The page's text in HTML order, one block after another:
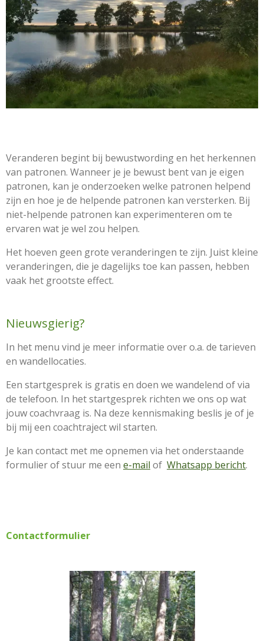
Veranderen begint bij bewustwording en het herkennen
van patronen. Wanneer je je bewust bent van je eigen
patronen, kan je onderzoeken welke patronen helpend
zijn en hoe je de helpende patronen kan versterken. Bij
niet-helpende patronen kan experimenteren om te
ervaren wat je wel zou helpen.
Het hoeven geen grote veranderingen te zijn. Juist kleine
veranderingen, die je dagelijks toe kan passen, hebben
vaak het grootste effect.
Nieuwsgierig?
In het menu vind je meer informatie over o.a. de tarieven
en wandellocaties.
Een startgesprek is gratis en doen we wandelend of via
de telefoon. In het startgesprek richten we ons op wat
jouw coachvraag is. Na deze kennismaking beslis je of je
bij mij een coachtraject wil starten.
Je kan contact met me opnemen via het onderstaande
formulier of stuur me een e-mail of Whatsapp bericht.
Contactformulier